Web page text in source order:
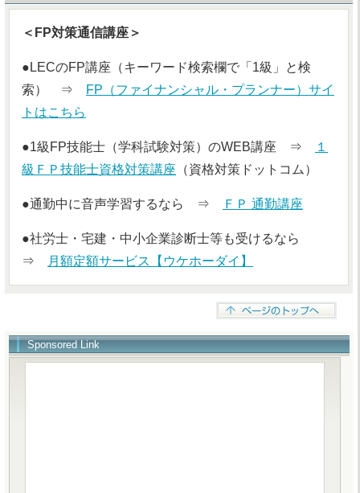
＜FP対策通信講座＞
●LECのFP講座（キーワード検索欄で「1級」と検
索） ⇒
FP（ファイナンシャル・プランナー）サイ
トはこちら
●1級FP技能士（学科試験対策）のWEB講座 ⇒
１
級ＦＰ技能士資格対策講座 （資格対策ドットコム）
●通勤中に音声学習するなら ⇒ ＦＰ 通勤講座
●社労士・宅建・中小企業診断士等も受けるなら
⇒
月額定額サービス【ウケホーダイ】
Sponsored Link